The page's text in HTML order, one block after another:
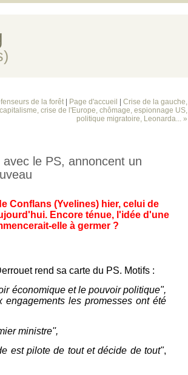
de la forêt| Page d'accueil
Crise de la gauche,
crise de l'Europe, chômage, espionnage US,
politique migratoire, Leonarda... »
le PS, annoncent un
Conflans (Yvelines) hier, celui de
Encore ténue, l'idée d'une
elle à germer ?
rend sa carte du PS. Motifs :
économique et le pouvoir politique",
engagements les promesses ont été
ministre'',
est pilote de tout et décide de tout",